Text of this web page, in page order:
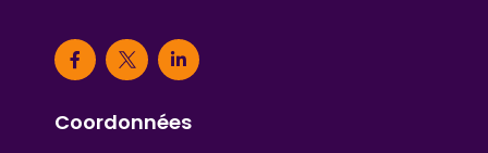
Coordonnées